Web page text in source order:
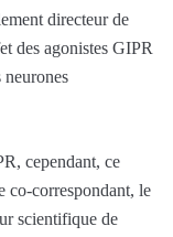
directeur de
des agonistes GIPR
neurones
cependant, ce
co-correspondant, le
scientifique de